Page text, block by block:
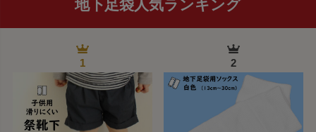
地下足袋人気ランキング